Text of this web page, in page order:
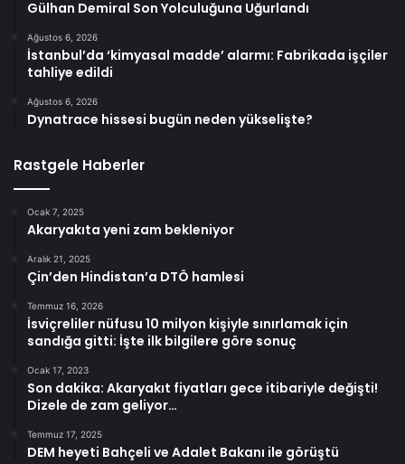
Gülhan Demiral Son Yolculuğuna Uğurlandı
Ağustos 6, 2026
İstanbul’da ‘kimyasal madde’ alarmı: Fabrikada işçiler
tahliye edildi
Ağustos 6, 2026
Dynatrace hissesi bugün neden yükselişte?
Rastgele Haberler
Ocak 7, 2025
Akaryakıta yeni zam bekleniyor
Aralık 21, 2025
Çin’den Hindistan’a DTÖ hamlesi
Temmuz 16, 2026
İsviçreliler nüfusu 10 milyon kişiyle sınırlamak için
sandığa gitti: İşte ilk bilgilere göre sonuç
Ocak 17, 2023
Son dakika: Akaryakıt fiyatları gece itibariyle değişti!
Dizele de zam geliyor…
Temmuz 17, 2025
DEM heyeti Bahçeli ve Adalet Bakanı ile görüştü